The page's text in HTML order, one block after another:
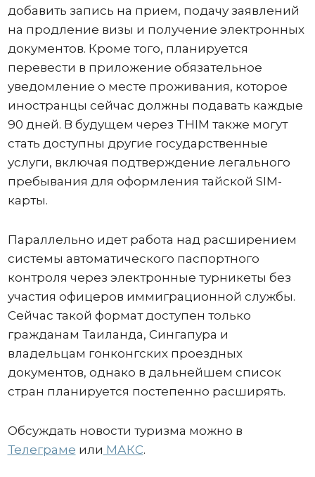
добавить запись на прием, подачу заявлений
на продление визы и получение электронных
документов. Кроме того, планируется
перевести в приложение обязательное
уведомление о месте проживания, которое
иностранцы сейчас должны подавать каждые
90 дней. В будущем через THIM также могут
стать доступны другие государственные
услуги, включая подтверждение легального
пребывания для оформления тайской SIM-
карты.
Параллельно идет работа над расширением
системы автоматического паспортного
контроля через электронные турникеты без
участия офицеров иммиграционной службы.
Сейчас такой формат доступен только
гражданам Таиланда, Сингапура и
владельцам гонконгских проездных
документов, однако в дальнейшем список
стран планируется постепенно расширять.
Обсуждать новости туризма можно в
Телеграме или МАКС.